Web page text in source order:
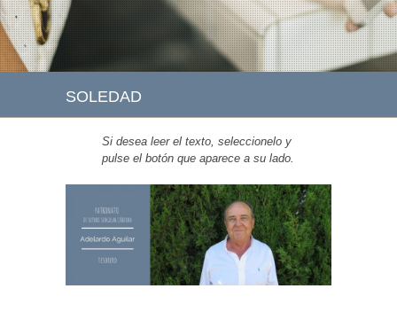
SOLEDAD
Si desea leer el texto, seleccionelo y
pulse el botón que aparece a su lado.